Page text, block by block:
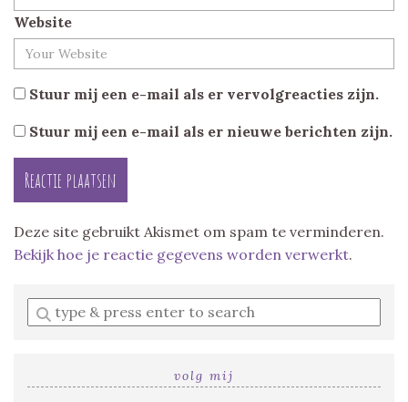
Website
Stuur mij een e-mail als er vervolgreacties zijn.
Stuur mij een e-mail als er nieuwe berichten zijn.
Deze site gebruikt Akismet om spam te verminderen.
Bekijk hoe je reactie gegevens worden verwerkt.
Enter
a
volg mij